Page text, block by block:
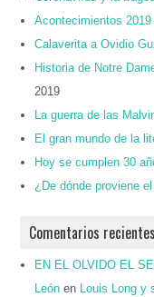
Acontecimientos 2019
Calaverita a Ovidio
Historia de Notre
2019
La guerra de las
El gran mundo de la
Hoy se cumplen 30
¿De dónde proviene
Comentarios recientes
EN EL OLVIDO EL
León en
Louis Long